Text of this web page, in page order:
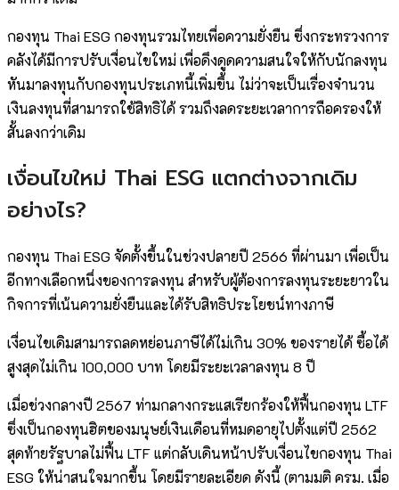
กองทุน Thai ESG กองทุนรวมไทยเพื่อความยั่งยืน ซึ่งกระทรวงการ
คลังได้มีการปรับเงื่อนไขใหม่ เพื่อดึงดูดความสนใจให้กับนักลงทุน
หันมาลงทุนกับกองทุนประเภทนี้เพิ่มขึ้น ไม่ว่าจะเป็นเรื่องจำนวน
เงินลงทุนที่สามารถใช้สิทธิได้ รวมถึงลดระยะเวลาการถือครองให้
สั้นลงกว่าเดิม
เงื่อนไขใหม่ Thai ESG แตกต่างจากเดิม
อย่างไร?
กองทุน Thai ESG จัดตั้งขึ้นในช่วงปลายปี 2566 ที่ผ่านมา เพื่อเป็น
อีกทางเลือกหนึ่งของการลงทุน สำหรับผู้ต้องการลงทุนระยะยาวใน
กิจการที่เน้นความยั่งยืนและได้รับสิทธิประโยชน์ทางภาษี
เงื่อนไขเดิมสามารถลดหย่อนภาษีได้ไม่เกิน 30% ของรายได้ ซื้อได้
สูงสุดไม่เกิน 100,000 บาท โดยมีระยะเวลาลงทุน 8 ปี
เมื่อช่วงกลางปี 2567 ท่ามกลางกระแสเรียกร้องให้ฟื้นกองทุน LTF
ซึ่งเป็นกองทุนฮิตของมนุษย์เงินเดือนที่หมดอายุไปตั้งแต่ปี 2562
สุดท้ายรัฐบาลไม่ฟื้น LTF แต่กลับเดินหน้าปรับเงื่อนไขกองทุน Thai
ESG ให้น่าสนใจมากขึ้น โดยมีรายละเอียด ดังนี้ (ตามมติ ครม. เมื่อ